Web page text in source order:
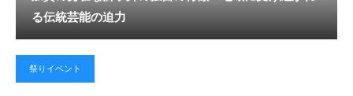
る伝統芸能の迫力
祭りイベント